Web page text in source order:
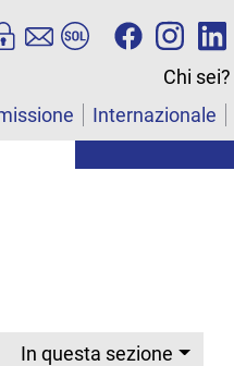
Chi sei?
Internazionale
In questa sezione